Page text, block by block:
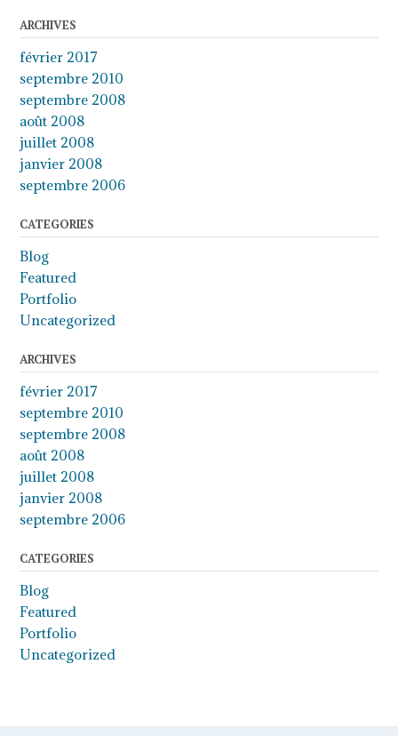
ARCHIVES
février 2017
septembre 2010
septembre 2008
août 2008
juillet 2008
janvier 2008
septembre 2006
CATEGORIES
Blog
Featured
Portfolio
Uncategorized
ARCHIVES
février 2017
septembre 2010
septembre 2008
août 2008
juillet 2008
janvier 2008
septembre 2006
CATEGORIES
Blog
Featured
Portfolio
Uncategorized